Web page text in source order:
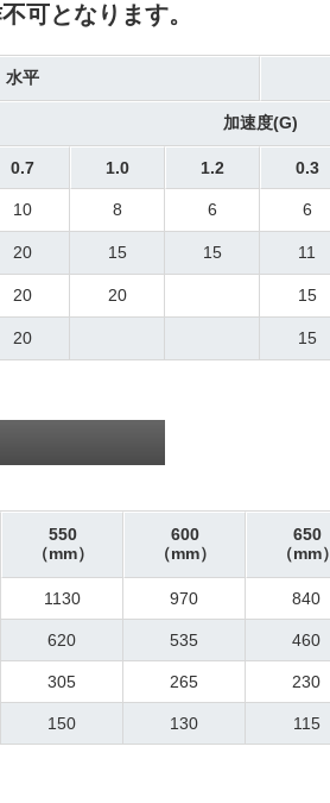
可となります。
水平
加速度(G)
0.7 1.0 1.2 0.3
10 8 6 6
20 15 15 11
20 20 15
20 15
550
（mm）
600
（mm）
650
（mm）
1130 970 840
620 535 460
305 265 230
150 130 115